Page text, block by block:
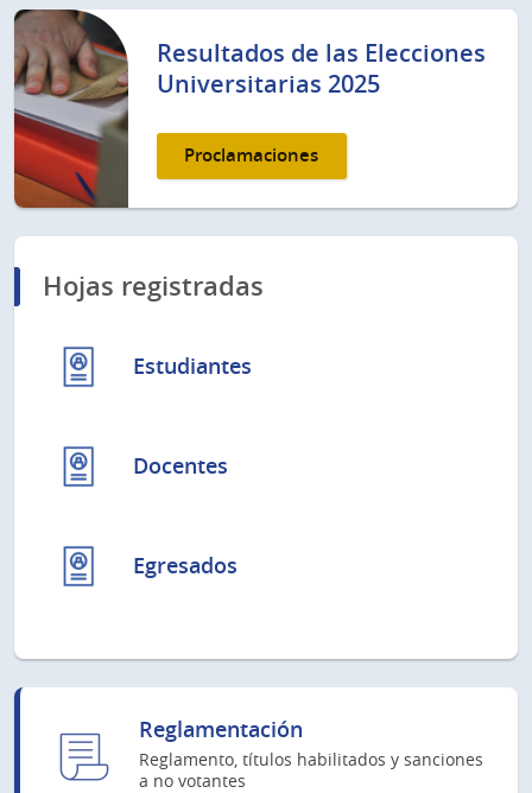
Resultados de las Elecciones
Universitarias 2025
Proclamaciones
Hojas registradas
Estudiantes
Docentes
Egresados
Reglamentación
Reglamento, títulos habilitados y sanciones
a no votantes